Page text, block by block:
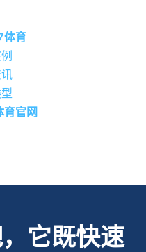
育
官网
它既快速